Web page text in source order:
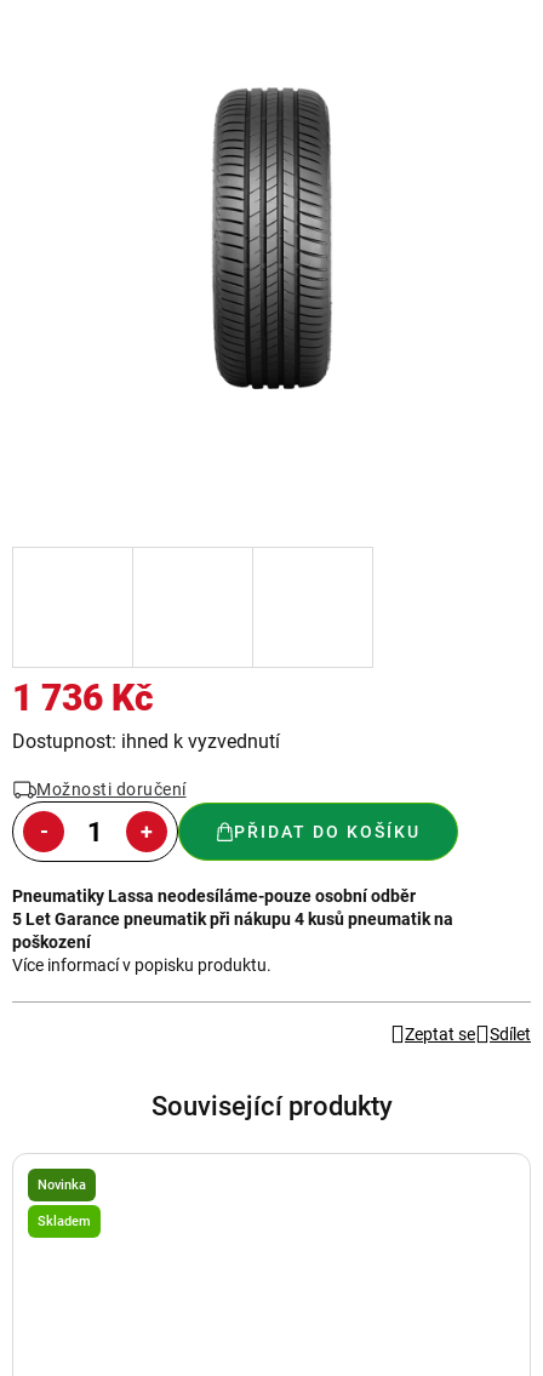
1 736 Kč
Měrná
Dostupnost: ihned k vyzvednutí
Možnosti doručení
PŘIDAT DO KOŠÍKU
Pneumatiky Lassa neodesíláme-pouze osobní odběr
5 Let Garance pneumatik při nákupu 4 kusů pneumatik na
poškození
Více informací v popisku produktu.
Zeptat se Sdílet
Související produkty
Novinka
Skladem